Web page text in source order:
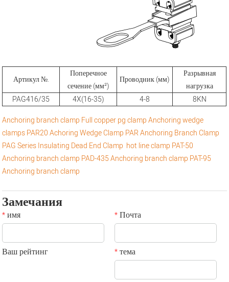
Артикул №.
Поперечное
сечение (мм²)
Проводник (мм)
Разрывная
нагрузка
PAG416/35
4X(16-35) 4-8
8KN
Anchoring branch clamp Full copper pg clamp Anchoring wedge
clampsPAR20 Achoring Wedge Clamp PAR Anchoring Branch Clamp
PAG Series Insulating Dead End Clamp hot line clamp PAT-50
Anchoring branch clamp PAD-435 Anchoring branch clamp PAT-95
Anchoring branch clamp
Замечания
*имя *Почта
Ваш рейтинг *тема